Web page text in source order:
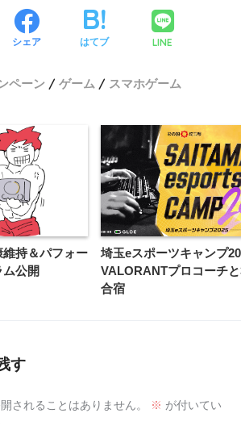
シェア はてブ LINE
ペーン ゲーム スマホゲーム
持＆パフォー
公開
埼玉eスポーツキャンプ
VALORANTプロコーチ
合宿
す
されることはありません。 ※ が付いてい